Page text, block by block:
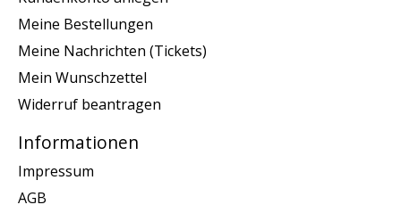
Meine Bestellungen
Meine Nachrichten (Tickets)
Mein Wunschzettel
Widerruf beantragen
Informationen
Impressum
AGB